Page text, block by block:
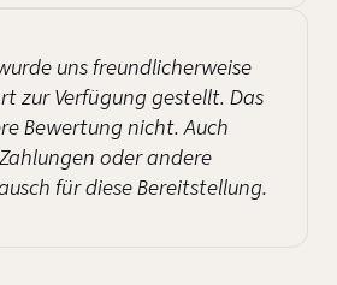
uns freundlicherweise
zur Verfügung gestellt. Das
Bewertung nicht. Auch
oder andere
für diese Bereitstellung.